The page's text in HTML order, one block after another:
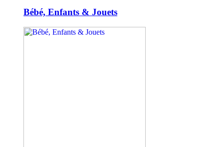
Bébé, Enfants & Jouets